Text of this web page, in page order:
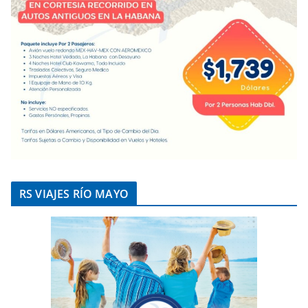
RS VIAJES RÍO MAYO